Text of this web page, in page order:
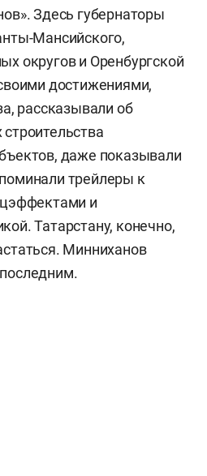
Здесь губернаторы
Мансийского,
округов и Оренбургской
достижениями,
рассказывали об
даже показывали
трейлеры к
и
Татарстану, конечно,
Минниханов